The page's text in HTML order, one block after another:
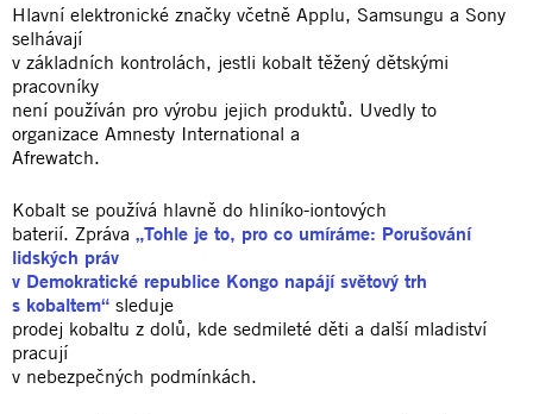
Hlavní elektronické značky včetně Applu, Samsungu a Sony
selhávají
v základních kontrolách, jestli kobalt těžený dětskými
pracovníky
není používán pro výrobu jejich produktů. Uvedly to
organizace Amnesty International a
Afrewatch.
Kobalt se používá hlavně do hliníko-iontových
baterií. Zpráva „Tohle je to, pro co umíráme: Porušování
lidských práv
v Demokratické republice Kongo napájí světový trh
s kobaltem“ sleduje
prodej kobaltu z dolů, kde sedmileté děti a další mladiství
pracují
v nebezpečných podmínkách.